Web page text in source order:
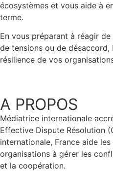
écosystèmes et vous aide à
terme.
En vous préparant à réagir
de tensions ou de
résilience de vos
A PROPOS
Médiatrice internationale
Effective Dispute Résolution
internationale, France aide
organisations à gérer les
et la coopération.